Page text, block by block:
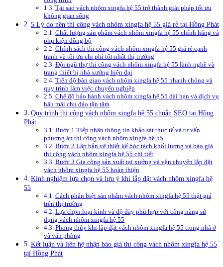
Tại sao vách nhôm xingfa hệ 55 trở thành giải pháp tối ưu
không gian sống
5 Lý do nên thi công vách nhôm xingfa hệ 55 giá rẻ tại Hồng Phát
Chất lượng sản phẩm vách nhôm xingfa hệ 55 chính hãng và
phụ kiện đồng bộ
Chính sách thi công vách nhôm xingfa hệ 55 giá rẻ cạnh
tranh và tối ưu chi phí tốt nhất thị trường
Đội ngũ thợ thi công vách nhôm xingfa hệ 55 lành nghề và
trang thiết bị nhà xưởng hiện đại
Tiến độ bàn giao vách nhôm xingfa hệ 55 nhanh chóng và
quy trình làm việc chuyên nghiệp
Chế độ bảo hành vách nhôm xingfa hệ 55 dài hạn và dịch vụ
hậu mãi chu đáo tận tâm
Quy trình thi công vách nhôm xingfa hệ 55 chuẩn SEO tại Hồng
Phát
Bước 1 Tiếp nhận thông tin khảo sát thực tế và tư vấn
phương án thi công vách nhôm xingfa hệ 55
Bước 2 Lập bản vẽ thiết kế bóc tách khối lượng và báo giá
thi công vách nhôm xingfa hệ 55 chi tiết
Bước 3 Gia công sản xuất tại xưởng và vận chuyển lắp đặt
vách nhôm xingfa hệ 55 hoàn thiện
Kinh nghiệm lựa chọn và lưu ý khi lắp đặt vách nhôm xingfa hệ
55
Cách phân biệt sản phẩm vách nhôm xingfa hệ 55 thật giả
trên thị trường
Lựa chọn loại kính và độ dày phù hợp với công năng sử
dụng vách nhôm xingfa hệ 55
Phong thủy khi lắp đặt vách nhôm xingfa hệ 55 trong nhà ở
và văn phòng
Kết luận và liên hệ nhận báo giá thi công vách nhôm xingfa hệ 55
tại Hồng Phát